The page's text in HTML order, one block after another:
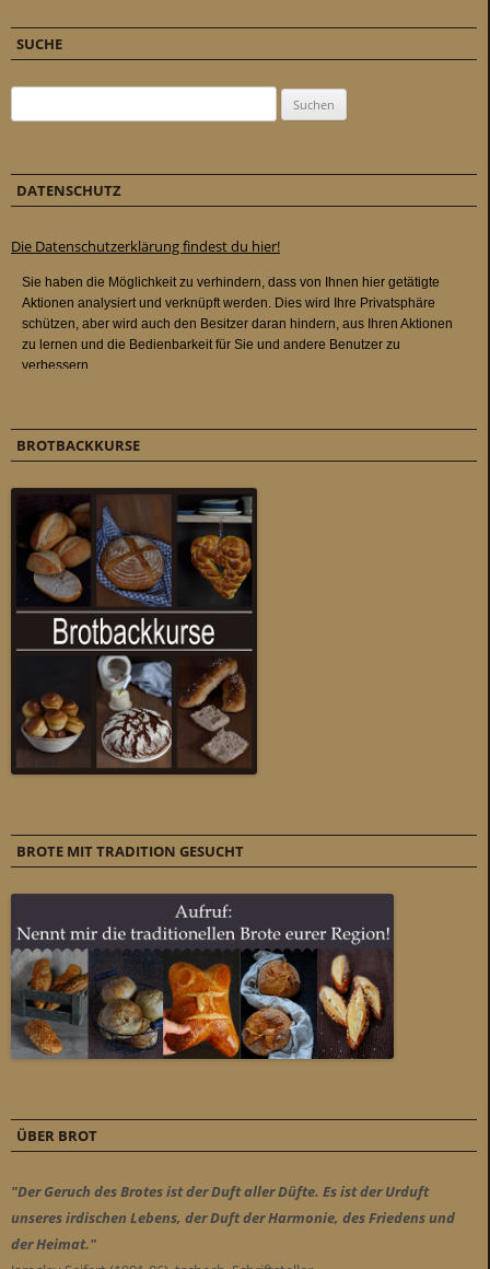
SUCHE
DATENSCHUTZ
Die Datenschutzerklärung findest du hier!
BROTBACKKURSE
BROTE MIT TRADITION GESUCHT
ÜBER BROT
"Der Geruch des Brotes ist der Duft aller Düfte. Es ist der Urduft
unseres irdischen Lebens, der Duft der Harmonie, des Friedens und
der Heimat."